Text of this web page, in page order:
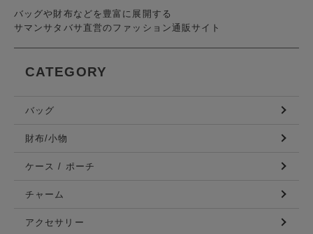
バッグや財布などを豊富に展開する
サマンサタバサ直営のファッション通販サイト
CATEGORY
バッグ
財布/小物
ケース / ポーチ
チャーム
アクセサリー